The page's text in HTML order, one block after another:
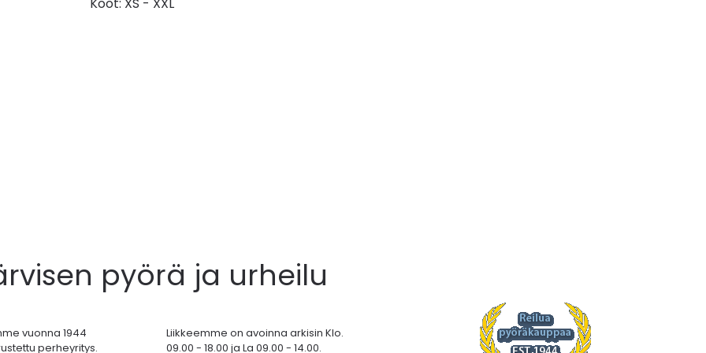
pyörä ja urheilu
vuonna 1944
perheyritys.
Liikkeemme on avoinna arkisin Klo.
09.00 - 18.00 ja La 09.00 - 14.00.